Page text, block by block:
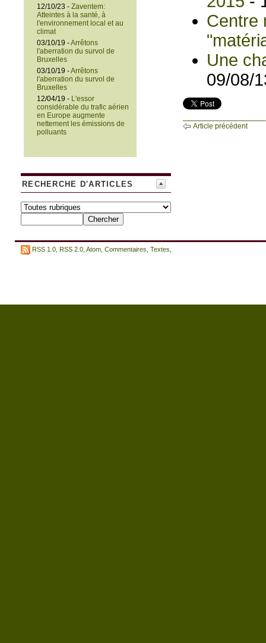
12/10/23 - Zaventem:
Atteintes à la santé, à
l'environnement local et au
climat
03/10/19 -Arrêtons
l'aberration du survol de
Bruxelles
03/10/19 -Arrêtons
l'aberration du survol de
Bruxelles
12/04/19 - L'essor
considérable du trafic aérien
en Europe augmente
nettement les émissions de
polluants
RECHERCHE D'ARTICLES
Centre
Une
09/08/
Article précédent
RSS 1.0 RSS 2.0 Atom Commentaires Textes